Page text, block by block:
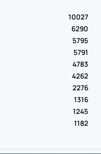
10027
6290
5795
5791
4783
4262
2276
1316
1245
1182